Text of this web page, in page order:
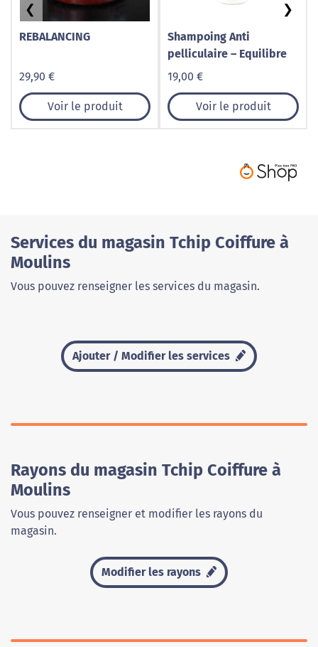
REBALANCING
29,90 €
Voir le produit
Shampoing Anti
pelliculaire – Equilibre
19,00 €
Voir le produit
❮ ❯
Services du magasin Tchip Coiffure à
Moulins
Vous pouvez renseigner les services du magasin.
Ajouter / Modifier les services
Rayons du magasin Tchip Coiffure à
Moulins
Vous pouvez renseigner et modifier les rayons du
magasin.
Modifier les rayons